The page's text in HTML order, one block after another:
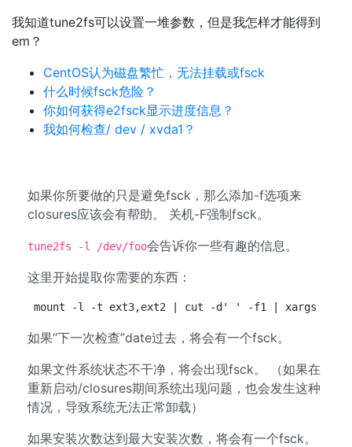
我知道tune2fs可以设置一堆参数，但是我怎样才能得到
em？
CentOS认为磁盘繁忙，无法挂载或fsck
什么时候fsck危险？
你如何获得e2fsck显示进度信息？
我如何检查/ dev / xvda1？
如果你所要做的只是避免fsck，那么添加-f选项来
closures应该会有帮助。 关机-F强制fsck。
tune2fs -l /dev/foo会告诉你一些有趣的信息。
这里开始提取你需要的东西：
mount -l -t ext3,ext2 | cut -d' ' -f1 | xargs -n1
如果“下一次检查”date过去，将会有一个fsck。
如果文件系统状态不干净，将会出现fsck。 （如果在
重新启动/closures期间系统出现问题，也会发生这种
情况，导致系统无法正常卸载）
如果安装次数达到最大安装次数，将会有一个fsck。